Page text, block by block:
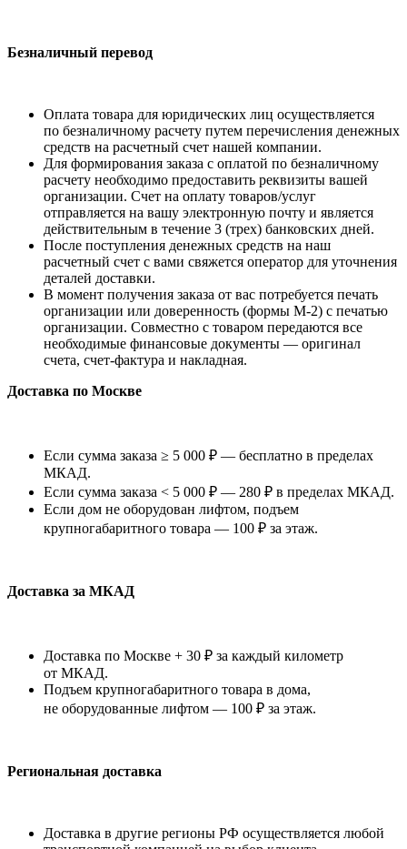
Безналичный перевод
Оплата товара для юридических лиц осуществляется
по безналичному расчету путем перечисления денежных
средств на расчетный счет нашей компании.
Для формирования заказа с оплатой по безналичному
расчету необходимо предоставить реквизиты вашей
организации. Счет на оплату товаров/услуг
отправляется на вашу электронную почту и является
действительным в течение 3 (трех) банковских дней.
После поступления денежных средств на наш
расчетный счет с вами свяжется оператор для уточнения
деталей доставки.
В момент получения заказа от вас потребуется печать
организации или доверенность (формы М-2) с печатью
организации. Совместно с товаром передаются все
необходимые финансовые документы — оригинал
счета, счет-фактура и накладная.
Доставка по Москве
Если сумма заказа ≥ 5 000 ₽ — бесплатно в пределах
МКАД.
Если сумма заказа < 5 000 ₽ — 280 ₽ в пределах МКАД.
Если дом не оборудован лифтом, подъем
крупногабаритного товара — 100 ₽ за этаж.
Доставка за МКАД
Доставка по Москве + 30 ₽ за каждый километр
от МКАД.
Подъем крупногабаритного товара в дома,
не оборудованные лифтом — 100 ₽ за этаж.
Региональная доставка
Доставка в другие регионы РФ осуществляется любой